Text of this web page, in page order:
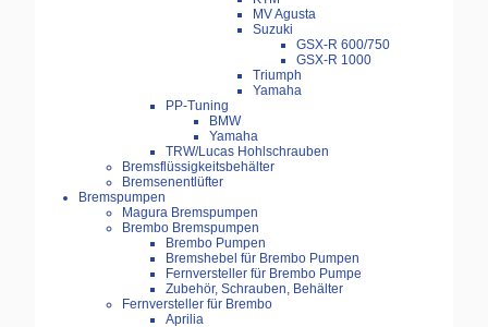
MV Agusta
Suzuki
GSX-R 600/750
GSX-R 1000
Triumph
Yamaha
PP-Tuning
BMW
Yamaha
TRW/Lucas Hohlschrauben
Bremsflüssigkeitsbehälter
Bremsenentlüfter
Bremspumpen
Magura Bremspumpen
Brembo Bremspumpen
Brembo Pumpen
Bremshebel für Brembo Pumpen
Fernversteller für Brembo Pumpe
Zubehör, Schrauben, Behälter
Fernversteller für Brembo
Aprilia